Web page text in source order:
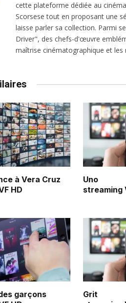
cette plateforme dédiée au
Scorsese tout en proposant une
laisse parler sa collection. Parmi
Driver", des chefs-d'œuvre
maîtrise cinématographique et les
à Vera Cruz
HD
Uno
streaming
garçons
Grit